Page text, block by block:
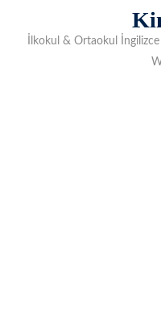
contentİlkokul & Ortaokul